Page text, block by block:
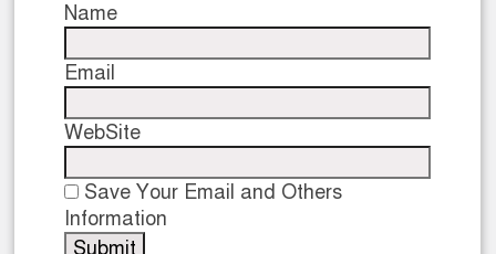
Name
Email
WebSite
Save Your Email and Others
Information